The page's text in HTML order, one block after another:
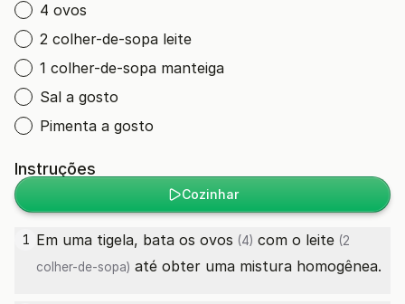
4 ovos
2 colher-de-sopa leite
1 colher-de-sopa manteiga
Sal a gosto
Pimenta a gosto
Instruções
Cozinhar
1 Em uma tigela, bata os ovos (4) com o leite (2
colher-de-sopa) até obter uma mistura homogênea.